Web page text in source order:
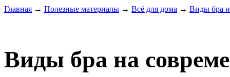
Главная → Полезные материалы → Всё для дома → Виды бра
Виды бра на